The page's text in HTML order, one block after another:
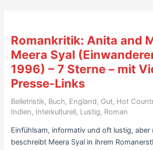
für
Mr.
Biswas,
von
Naipaul
(1961)
–
8
Romankritik: Anita and
Meera Syal
1996) – 7 Sterne – mit
Presse-Links
Belletristik, Buch, England, Gut, Hot
Indien, Interkulturell, Lustig, Roman
Einfühlsam, informativ und oft lustig, aber
beschreibt Meera Syal in ihrem